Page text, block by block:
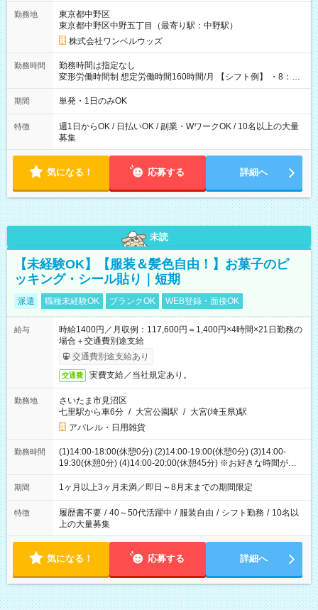
勤務地
東京都中野区
東京都中野区中野五丁目（最寄り駅：中野駅）
株式会社ワンベルウッズ
勤務時間
勤務時間は指定なし
変形労働時間制 想定労働時間160時間/月 【シフト例】 ・8：00
～21：00
期間 単発・1日のみOK
特徴
週1日からOK / 日払いOK / 副業・WワークOK / 10名以上の大量
募集
気になる！ 応募する 詳細へ
未読
【未経験OK】【服装＆髪色自由！】お菓子のピ
ッキング・シール貼り｜短期
派遣 職種未経験OK ブランクOK WEB登録・面接OK
給与
時給1400円／月収例：117,600円＝1,400円×4時間×21日勤務の
場合＋交通費別途支給
交通費別途支給あり
交通費 実費支給／当社規定あり。
勤務地
さいたま市見沼区
七里駅から車6分 / 大宮公園駅 / 大宮(埼玉県)駅
アパレル・日用雑貨
勤務時間
(1)14:00-18:00(休憩0分) (2)14:00-19:00(休憩0分) (3)14:00-
19:30(休憩0分) (4)14:00-20:00(休憩45分) ※お好きな時間が選べ
ます
期間 1ヶ月以上3ヶ月未満／即日～8月末までの期間限定
特徴 履歴書不要 / 40～50代活躍中 / 服装自由 / シフト勤務 / 10名以
上の大量募集
気になる！ 応募する 詳細へ